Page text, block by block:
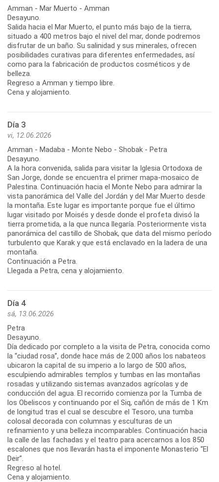
Amman - Mar Muerto - Amman
Desayuno.
Salida hacia el Mar Muerto, el punto más bajo de la tierra,
situado a 400 metros bajo el nivel del mar, donde podremos
disfrutar de un baño. Su salinidad y sus minerales, ofrecen
posibilidades curativas para diferentes enfermedades, así
como para la fabricación de productos cosméticos y de
belleza.
Regreso a Amman y tiempo libre.
Cena y alojamiento.
Día 3
vi, 12.06.2026
Amman - Madaba - Monte Nebo - Shobak - Petra
Desayuno.
A la hora convenida, salida para visitar la Iglesia Ortodoxa de
San Jorge, donde se encuentra el primer mapa-mosaico de
Palestina. Continuación hacia el Monte Nebo para admirar la
vista panorámica del Valle del Jordán y del Mar Muerto desde
la montaña. Este lugar es importante porque fue el último
lugar visitado por Moisés y desde donde el profeta divisó la
tierra prometida, a la que nunca llegaría. Posteriormente vista
panorámica del castillo de Shobak, que data del mismo período
turbulento que Karak y que está enclavado en la ladera de una
montaña.
Continuación a Petra.
Llegada a Petra, cena y alojamiento.
Día 4
sá, 13.06.2026
Petra
Desayuno.
Día dedicado por completo a la visita de Petra, conocida como
la “ciudad rosa”, donde hace más de 2.000 años los nabateos
ubicaron la capital de su imperio a lo largo de 500 años,
esculpiendo admirables templos y tumbas en las montañas
rosadas y utilizando sistemas avanzados agrícolas y de
conducción del agua. El recorrido comienza por la Tumba de
los Obeliscos y continuando por el Siq, cañón de más de 1 Km
de longitud tras el cual se descubre el Tesoro, una tumba
colosal decorada con columnas y esculturas de un
refinamiento y una belleza incomparables. Continuación hacia
la calle de las fachadas y el teatro para acercarnos a los 850
escalones que nos llevarán hasta el imponente Monasterio “El
Deir”.
Regreso al hotel.
Cena y alojamiento.